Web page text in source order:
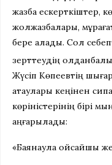
жазба ескерткіштер,
жолжазбалары,
бере алады. Сол
зерттеудің
Жүсіп Көпеевтің
атаулары кеңінен
көріністерінің бірі
аңғарылады:
«Баянаула қойсайшы